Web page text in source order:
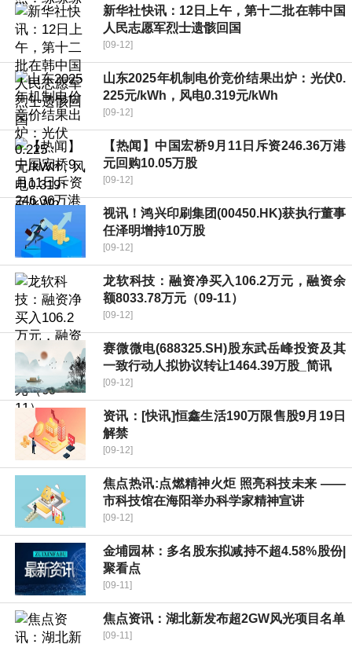
新华社快讯：12日上午，第十二批在韩中国
人民志愿军烈士遗骸回国
[09-12]
山东2025年机制电价竞价结果出炉：光伏0.
225元/kWh，风电0.319元/kWh
[09-12]
【热闻】中国宏桥9月11日斥资246.36万港
元回购10.05万股
[09-12]
视讯！鸿兴印刷集团(00450.HK)获执行董事
任泽明增持10万股
[09-12]
龙软科技：融资净买入106.2万元，融资余
额8033.78万元（09-11）
[09-12]
赛微微电(688325.SH)股东武岳峰投资及其
一致行动人拟协议转让1464.39万股_简讯
[09-12]
资讯：[快讯]恒鑫生活190万限售股9月19日
解禁
[09-12]
焦点热讯:点燃精神火炬 照亮科技未来 ——
市科技馆在海阳举办科学家精神宣讲
[09-12]
金埔园林：多名股东拟减持不超4.58%股份|
聚看点
[09-11]
焦点资讯：湖北新发布超2GW风光项目名单
[09-11]